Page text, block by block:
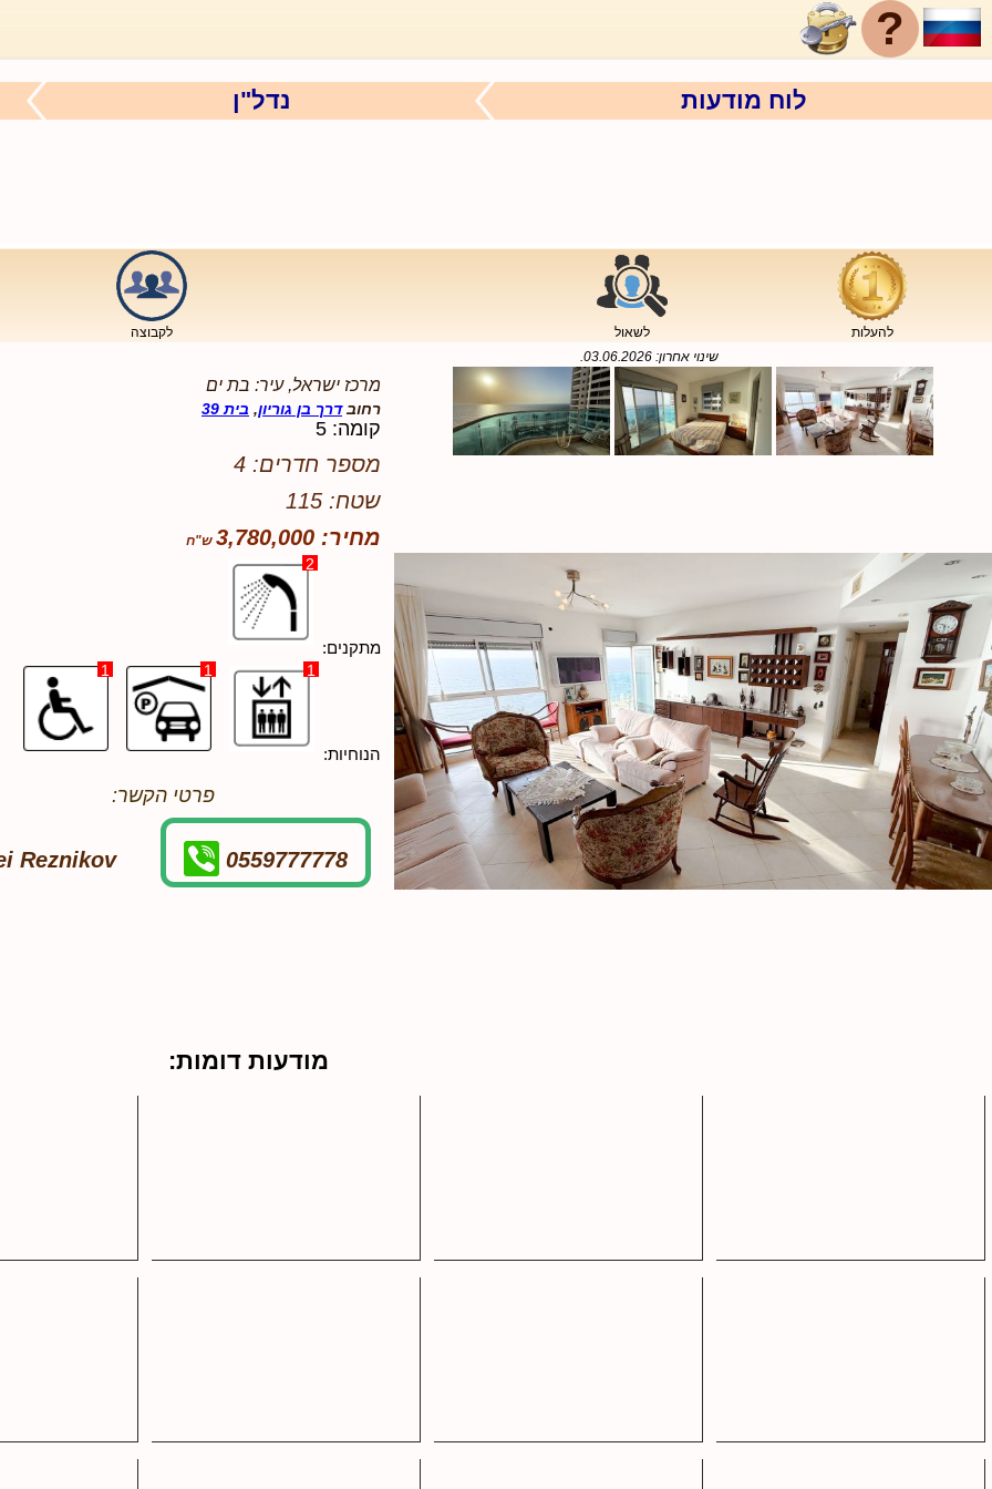
?
לוח מודעות נדל"ן
להעלות לשאול
לקבוצה
שינוי אחרון: 03.06.2026
.
מרכז ישראל, עיר: בת ים
רחובדרך בן גוריון, בית 39
קומה: 5
מספר חדרים: 4
שטח: 115
מחיר: 3,780,000
מתקנים:
2
הנוחיות:
1
1
1
פרטי הקשר:
0559777778
Reznikov
מודעות דומות: